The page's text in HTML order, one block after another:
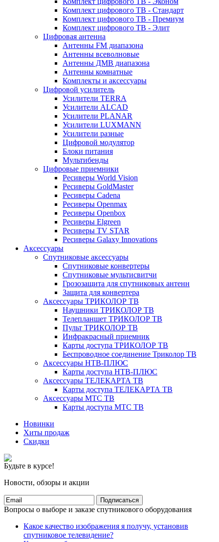
Комплект цифрового ТВ - Стандарт
Комплект цифрового ТВ - Премиум
Комплект цифрового ТВ - Элит
Цифровая антенна
Антенны FM диапазона
Антенны всеволновые
Антенны ДМВ диапазона
Антенны комнатные
Комплекты и аксессуары
Цифровой усилитель
Усилители TERRA
Усилители ALCAD
Усилители PLANAR
Усилители LUXMANN
Усилители разные
Цифровой модулятор
Блоки питания
Мультибенды
Цифровые приемники
Ресиверы World Vision
Ресиверы GoldMaster
Ресиверы Cadena
Ресиверы Openmax
Ресиверы Openbox
Ресиверы Elgreen
Ресиверы TV STAR
Ресиверы Galaxy Innovations
Аксессуары
Спутниковые аксессуары
Спутниковые конвертеры
Спутниковые мультисвитчи
Грозозащита для спутниковых антенн
Защита для конвертера
Аксессуары ТРИКОЛОР ТВ
Наушники ТРИКОЛОР ТВ
Телепланшет ТРИКОЛОР ТВ
Пульт ТРИКОЛОР ТВ
Инфракрасный приемник
Карты доступа ТРИКОЛОР ТВ
Беспроводное соединение Триколор ТВ
Аксессуары НТВ-ПЛЮС
Карты доступа НТВ-ПЛЮС
Аксессуары ТЕЛЕКАРТА ТВ
Карты доступа ТЕЛЕКАРТА ТВ
Аксессуары МТС ТВ
Карты доступа МТС ТВ
Новинки
Хиты продаж
Скидки
Будьте в курсе!
Новости, обзоры и акции
Подписаться
Вопросы о выборе и заказе спутникового оборудования
Какое качество изображения я получу, установив
спутниковое телевидение?